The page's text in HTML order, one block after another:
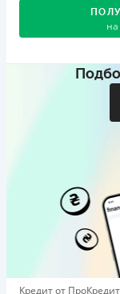
на
Акция:
друг
Бронзовый
лояльности»
Первый займ
от 0,01%/день до
Повторный займ
Кредит от